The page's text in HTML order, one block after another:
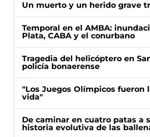
Un muerto y un herido grave
Temporal en el AMBA:
Plata, CABA y el conurbano
Tragedia del helicóptero en
policía bonaerense
"Los Juegos Olímpicos fueron
vida"
De caminar en cuatro patas a
historia evolutiva de las